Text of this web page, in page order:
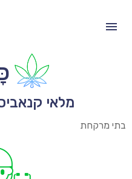
מלאי
בתי מרקחת